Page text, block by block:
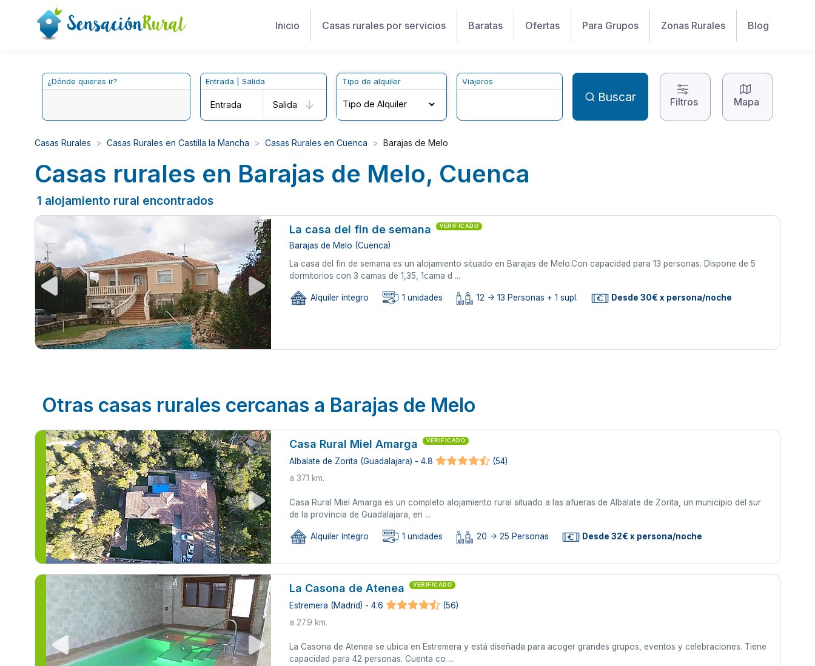
Inicio Casas rurales por servicios Baratas Ofertas Para Grupos Zonas Rurales Blog
¿Dónde quieres ir? Entrada | Salida
Entrada Salida
Tipo de alquiler Viajeros
Buscar Filtros Mapa
Casas Rurales Casas Rurales en Castilla la Mancha Casas Rurales en Cuenca Barajas de Melo
Casas rurales en Barajas de Melo, Cuenca
1 alojamiento rural encontrados
La casa del fin de semana VERIFICADO
Barajas de Melo (Cuenca)
La casa del fin de semana es un alojamiento situado en Barajas de Melo.Con capacidad para 13 personas. Dispone de 5
dormitorios con 3 camas de 1,35, 1cama d ...
Alquiler íntegro 1 unidades 12 -> 13 Personas + 1 supl. Desde 30€ x persona/noche
Otras casas rurales cercanas a Barajas de Melo
Casa Rural Miel Amarga VERIFICADO
Albalate de Zorita (Guadalajara) - 4.8
(54)
a 37.1 km.
Casa Rural Miel Amarga es un completo alojamiento rural situado a las afueras de Albalate de Zorita, un municipio del sur
de la provincia de Guadalajara, en ...
Alquiler íntegro 1 unidades 20 -> 25 Personas Desde 32€ x persona/noche
La Casona de Atenea VERIFICADO
Estremera (Madrid) - 4.6
(56)
a 27.9 km.
La Casona de Atenea se ubica en Estremera y está diseñada para acoger grandes grupos, eventos y celebraciones. Tiene
capacidad para 42 personas. Cuenta co ...